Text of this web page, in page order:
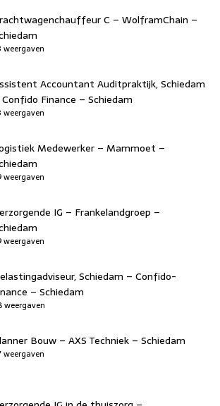
C – WolframChain –
weergaven
Accountant Auditpraktijk, Schiedam
Finance – Schiedam
weergaven
Medewerker – Mammoet –
weergaven
IG – Frankelandgroep –
weergaven
Schiedam – Confido-
– Schiedam
weergaven
Bouw – AXS Techniek – Schiedam
weergaven